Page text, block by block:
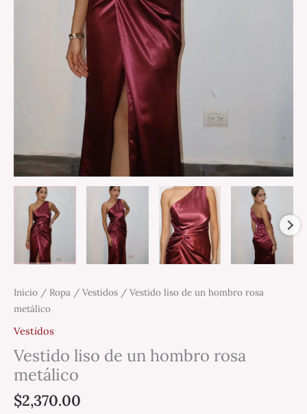
Inicio / Ropa / Vestidos / Vestido liso de un hombro rosa
metálico
Vestidos
Vestido liso de un hombro rosa
metálico
$2,370.00